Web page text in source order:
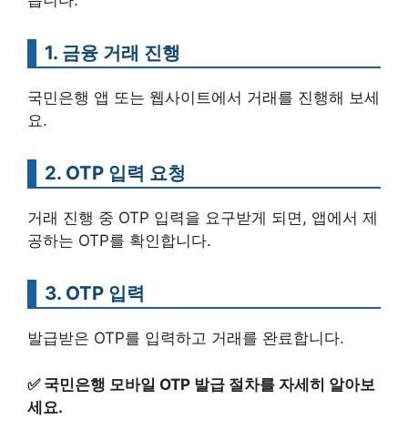
1. 금융 거래 진행
국민은행 앱 또는 웹사이트에서 거래를 진행해 보세
요.
2. OTP 입력 요청
거래 진행 중 OTP 입력을 요구받게 되면, 앱에서 제
공하는 OTP를 확인합니다.
3. OTP 입력
발급받은 OTP를 입력하고 거래를 완료합니다.
✅ 국민은행 모바일 OTP 발급 절차를 자세히 알아보
세요.